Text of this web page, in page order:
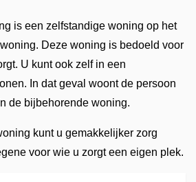
is een zelfstandige woning op het
Deze woning is bedoeld voor
U kunt ook zelf in een
In dat geval woont de persoon
de bijbehorende woning.
kunt u gemakkelijker zorg
voor wie u zorgt een eigen plek.